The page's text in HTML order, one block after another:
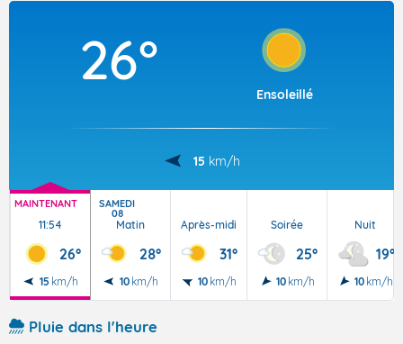
26°
Ensoleillé
15 km/h
MAINTENANT
11:54
26°
15 km/h
SAMEDI
08
Matin
28°
10 km/h
Après-midi
31°
10 km/h
Soirée
25°
10 km/h
Nuit
19°
10 km/h
Pluie dans l'heure